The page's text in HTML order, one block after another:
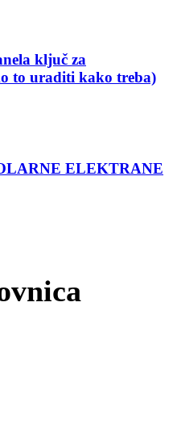
ključ za
to uraditi kako treba)
ELEKTRANE